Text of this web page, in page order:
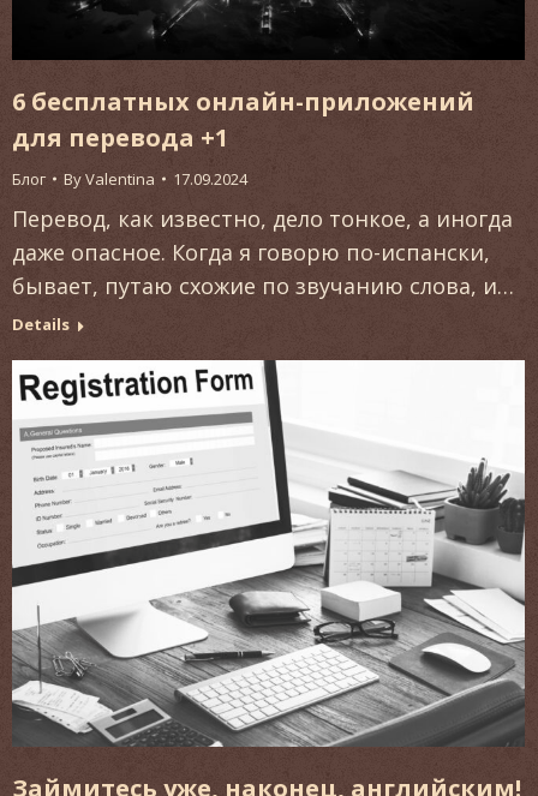
6 бесплатных онлайн-приложений
для перевода +1
Блог ByValentina 17.09.2024
Перевод, как известно, дело тонкое, а иногда
даже опасное. Когда я говорю по-испански,
бывает, путаю схожие по звучанию слова, и…
Details
Займитесь уже, наконец, английским!